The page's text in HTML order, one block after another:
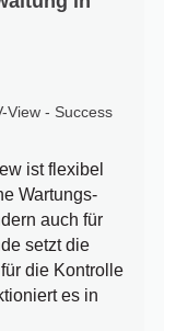
View - Success
ist flexibel
Wartungs-
auch für
setzt die
die Kontrolle
es in